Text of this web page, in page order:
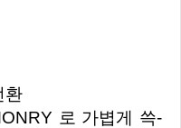
환
로 가볍게 쓱-